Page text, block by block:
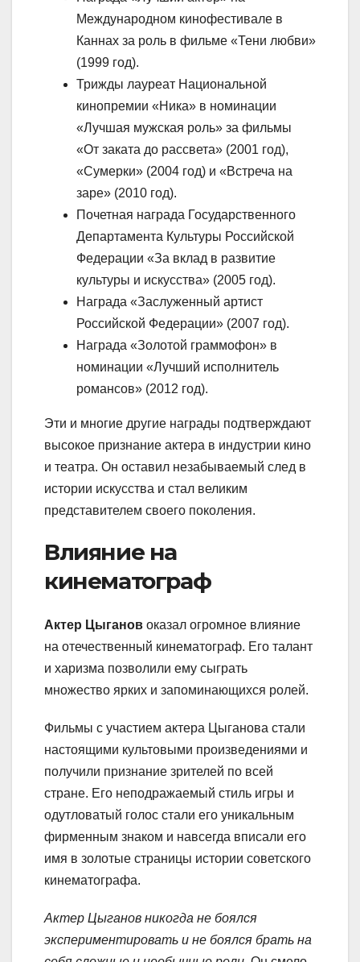
Международном кинофестивале в
Каннах за роль в фильме «Тени любви»
(1999 год).
Трижды лауреат Национальной
кинопремии «Ника» в номинации
«Лучшая мужская роль» за фильмы
«От заката до рассвета» (2001 год),
«Сумерки» (2004 год) и «Встреча на
заре» (2010 год).
Почетная награда Государственного
Департамента Культуры Российской
Федерации «За вклад в развитие
культуры и искусства» (2005 год).
Награда «Заслуженный артист
Российской Федерации» (2007 год).
Награда «Золотой граммофон» в
номинации «Лучший исполнитель
романсов» (2012 год).
Эти и многие другие награды подтверждают
высокое признание актера в индустрии кино
и театра. Он оставил незабываемый след в
истории искусства и стал великим
представителем своего поколения.
Влияние на
кинематограф
Актер Цыганов оказал огромное влияние
на отечественный кинематограф. Его талант
и харизма позволили ему сыграть
множество ярких и запоминающихся ролей.
Фильмы с участием актера Цыганова стали
настоящими культовыми произведениями и
получили признание зрителей по всей
стране. Его неподражаемый стиль игры и
одутловатый голос стали его уникальным
фирменным знаком и навсегда вписали его
имя в золотые страницы истории советского
кинематографа.
Актер Цыганов никогда не боялся
экспериментировать и не боялся брать на